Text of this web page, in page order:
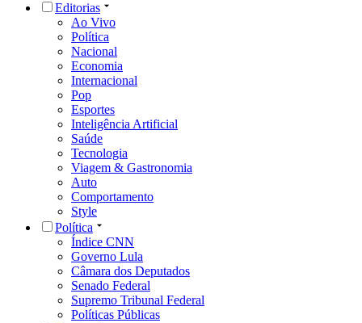
Editorias
Ao Vivo
Política
Nacional
Economia
Internacional
Pop
Esportes
Inteligência Artificial
Saúde
Tecnologia
Viagem & Gastronomia
Auto
Comportamento
Style
Política
Índice CNN
Governo Lula
Câmara dos Deputados
Senado Federal
Supremo Tribunal Federal
Políticas Públicas